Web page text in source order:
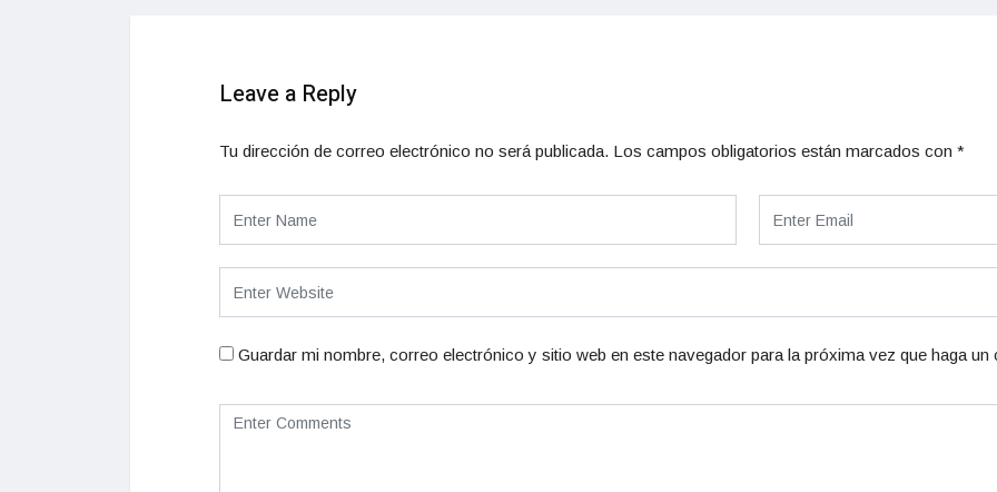
Leave a Reply
Tu dirección de correo electrónico no será publicada. Los campos obligatorios están marcados con *
Guardar mi nombre, correo electrónico y sitio web en este navegador para la próxima vez que haga un